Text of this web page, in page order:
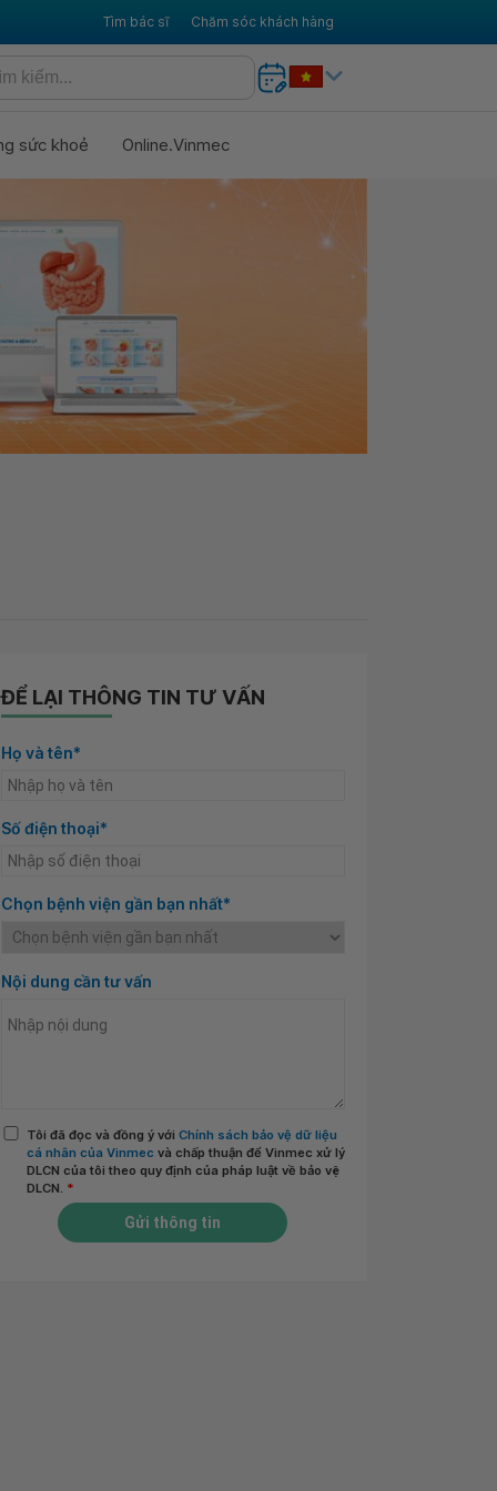
Tìm bác sĩ Chăm sóc khách hàng
sức khoẻ Online.Vinmec
ĐỂ LẠI THÔNG TIN TƯ VẤN
Họ và tên*
Số điện thoại*
Chọn bệnh viện gần bạn nhất*
Nội dung cần tư vấn
Tôi đã đọc và đồng ý với Chính sách bảo vệ dữ liệu
cá nhân của Vinmec và chấp thuận để Vinmec xử lý
DLCN của tôi theo quy định của pháp luật về bảo vệ
DLCN. *
Gửi thông tin